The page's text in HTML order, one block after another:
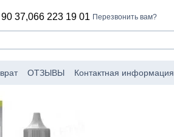
37,066 223 19 01 Перезвонить вам?
ОТЗЫВЫ
Контактная информация